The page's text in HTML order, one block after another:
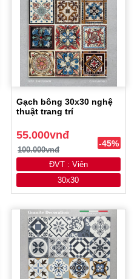
Gạch bông 30x30 nghệ
thuật trang trí
55.000vnđ
100.000vnđ
-45%
ĐVT : Viên
30x30